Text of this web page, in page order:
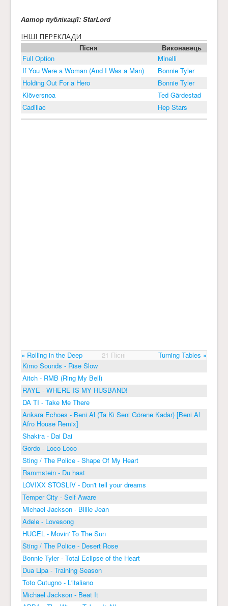
Автор публікації: StarLord
ІНШІ ПЕРЕКЛАДИ
Пісня
Виконавець
Full Option
Minelli
If You Were a Woman (And I Was a Man)
Bonnie Tyler
Holding Out For a Hero
Bonnie Tyler
Klöversnoa
Ted Gärdestad
Cadillac
Hep Stars
« Rolling in the Deep 21 Пісні
Turning Tables »
Kimo Sounds - Rise Slow
Aitch - RMB (Ring My Bell)
RAYE - WHERE IS MY HUSBAND!
DA TI - Take Me There
Ankara Echoes - Beni Al (Ta Ki Seni Görene Kadar) [Beni Al
Afro House Remix]
Shakira - Dai Dai
Gordo - Loco Loco
Sting / The Police - Shape Of My Heart
Rammstein - Du hast
LOVIXX STOSLIV - Don't tell your dreams
Temper City - Self Aware
Michael Jackson - Billie Jean
Adele - Lovesong
HUGEL - Movin' To The Sun
Sting / The Police - Desert Rose
Bonnie Tyler - Total Eclipse of the Heart
Dua Lipa - Training Season
Toto Cutugno - L'italiano
Michael Jackson - Beat It